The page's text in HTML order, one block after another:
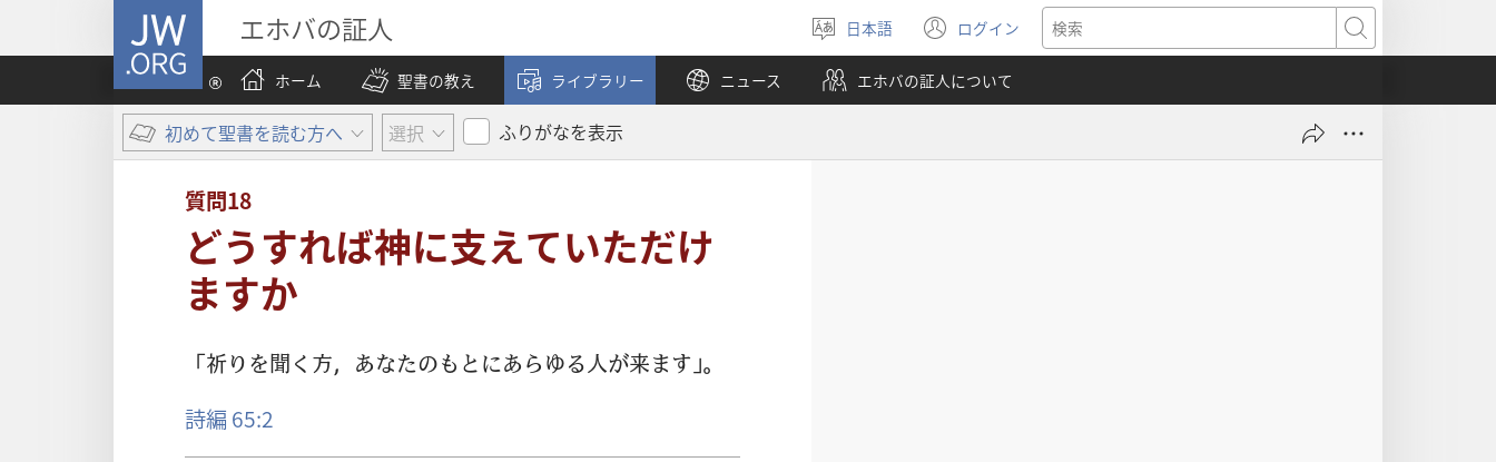
JW.ORG エホバの証人
言
語
を
選
日本語 ログイン
（新
し
い
タ
で
検
索
ホーム
聖書の教え ライブラリー ニュース エホバの証人について
初めて聖書を読む方へ 選択 ふりがなを表示
質問18
どうすれば神に支えていただけ
ますか
「祈りを聞く 方，あなたのもとにあらゆる人が来ます」。
詩編 65:2